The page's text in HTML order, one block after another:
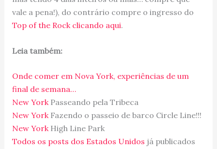
vale a pena!), do contrário compre o ingresso do
Top of the Rock clicando aqui.
Leia também:
Onde comer em Nova York, experiências de um
final de semana…
New YorkPasseando pela Tribeca
New YorkFazendo o passeio de barco Circle Line!!!
New YorkHigh Line Park
Todos os posts dos Estados Unidos já publicados